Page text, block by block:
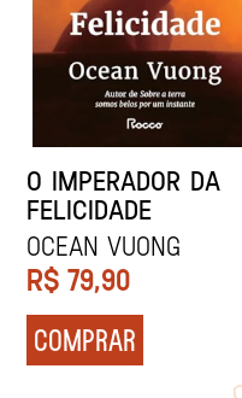
O IMPERADOR DA
FELICIDADE
Ocean Vuong
R$ 79,90
COMPRAR